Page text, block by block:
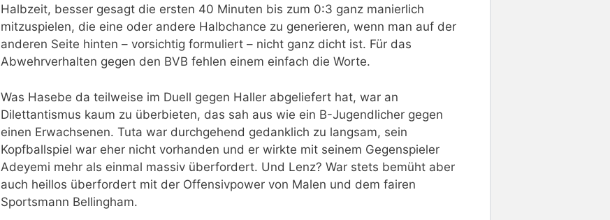
Halbzeit, besser gesagt die ersten 40 Minuten bis zum 0:3 ganz manierlich
mitzuspielen, die eine oder andere Halbchance zu generieren, wenn man auf der
anderen Seite hinten – vorsichtig formuliert – nicht ganz dicht ist. Für das
Abwehrverhalten gegen den BVB fehlen einem einfach die Worte.
Was Hasebe da teilweise im Duell gegen Haller abgeliefert hat, war an
Dilettantismus kaum zu überbieten, das sah aus wie ein B-Jugendlicher gegen
einen Erwachsenen. Tuta war durchgehend gedanklich zu langsam, sein
Kopfballspiel war eher nicht vorhanden und er wirkte mit seinem Gegenspieler
Adeyemi mehr als einmal massiv überfordert. Und Lenz? War stets bemüht aber
auch heillos überfordert mit der Offensivpower von Malen und dem fairen
Sportsmann Bellingham.